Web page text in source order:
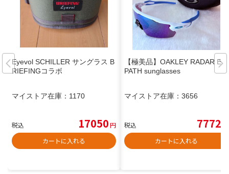
Eyevol SCHILLER サングラス B
RIEFINGコラボ
マイストア在庫： 1170
税込 17050円
カートに入れる
【極美品】OAKLEY RADAR EV
PATH sunglasses
マイストア在庫： 3656
税込 7772
カートに入れる